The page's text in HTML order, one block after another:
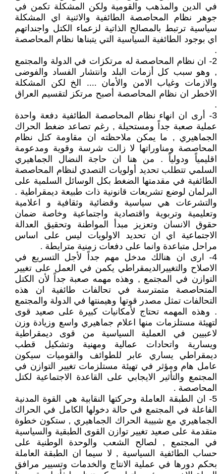
في الدين والمذهب والقومية ولكن المشكلة تكمن في
جوهر نظام المحاصصة الطائفية والاثنية اي المشكلة
سياسية ترتبط بالمصالح الذاتية لزعماء الكتل واجنداتهم
اي بوجود الطائفية السياسية التي يتبناها نظام المحاصصة
.
2- ان نظام المحاصصة له مرتكزات في الدولة والمجتمع
, وهو سبب كل أزمات البلد وانتشار الفساد والفوضى
والازمات وغياب الامن والأمان .... الخ لكن المشكلة
الاخطر ان نظام المحاصصة أصبح مرتكز لتقسيم العراق
.
3- أرى ان انهاء نظام المحاصصة الطائفية دفعة واحدة
عملية صعبة جداً ومستحيلة , رغم تصاعد ضغط الحراك
الجماهيري , ما يمكن ملاحظته ان مقاومة كتل نظام
المحاصصة ومناوراتها لا زالت شرسة وقوية ومدعومة
اقليمياً ودولياً . من هنا ان حاجة النضال الجماهيري
السلمي تتطلب تحديد أولويات التصدي لنظام المحاصصة
الطائفية في مقدمتها الضغط بكل الوسائل السلمية على
البرلمان لوضع تشريعات قانونية ذات طبيعة ديمقراطية .
والتشرعات هي سياسية وقضائية وثقافية و اعلامية
وتعليمية وتربوية واقتصادية واجتماعية وخاصة ضمان
حقوق الانسان وتعزيز مبدأ المواطنة وتحقيق العدالة
الاجتماعية اي ان تحديد الاولويات ليس على اساس
مراحل متباعدة وانما على دفعات زمنية مترايطة .
4- ارى ان هنالك مدخل مهم جداً لأجل التسريع في
الاصلاح والتغييرالديمقراطي يكمن في العمل على تغيير
التوازن في المجتمع , وهذه مهمه صعبة جداً لأن الكتل
المتحاصصة متمترسة في تحالفات طائفية ان هذه
التحالفات تمثل مصدر قوتها وهيمنتها في الدولة والمجتمع
. وهذه المهمه تحتاج لأمكانيات كبيرة على صعيد قوى
لتهيئة مستلزمات منها اعلام جماهيري واسع وزيادة وزن
لاعبيين في العملية السياسية من قوى ديمقراطية
ويسارية واتحادات عمالية ومهنية وتشكيل قطب
ديمقراطي يساري عابر للطوائف والقوميات سيكون
عامل هام ومؤثر في تهيئة مستلزمات تغيير التوازن في
المجتمع والتأثير الايجابي على القاعدة الاجتماعية لكتل
المحاصصة .
5- ان الطبقة العاملة وحركتها النقابية هي القوة المدنية
الفاعلة في المجتمع في حالة دخولها الكامل في الحراك
الجماهيري مع شبيبة الحراك الجماهيري , ستكون خطوة
متقدمة على صعيد تغيير توازن القوى الطبقية والسياسية
في المجتمع , لصالح الشعب والوحدة الوطنية على
حساب الطائفية السياسية , لا سيما ان الطبقة العاملة
بحكم دورها في عملية الانتاج والخدمات وتسيير مرافق